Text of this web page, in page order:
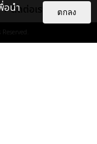
ติดต่อเรา
อนำ
ตกลง